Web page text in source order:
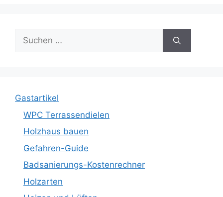
Suche
nach:
Gastartikel
WPC Terrassendielen
Holzhaus bauen
Gefahren-Guide
Badsanierungs-Kostenrechner
Holzarten